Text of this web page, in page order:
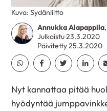
Annukka Alapappila
Julkaistu 23.3.2020
Päivitetty 25.3.2020
Jaa Whatsapp
Jaa Facebook
Jaa Twitter
Jaa
Kuva: Sydänliitto
Nyt kannattaa pitää
hyödyntää